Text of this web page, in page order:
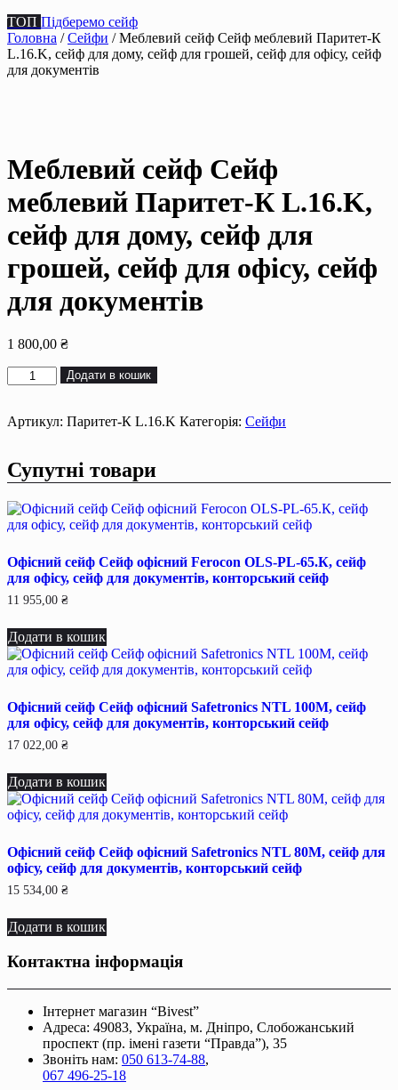
ТОП Підберемо сейф
Головна /Сейфи / Меблевий сейф Сейф меблевий Паритет-К
L.16.K, сейф для дому, сейф для грошей, сейф для офісу, сейф
для документів
Меблевий сейф Сейф
меблевий Паритет-К L.16.K,
сейф для дому, сейф для
грошей, сейф для офісу, сейф
для документів
1 800,00 ₴
Меблевий
сейф
меблевий
L.16.K,
сейф
для
дому,
сейф
грошей,
сейф
для
сейф
для
документів
кількість
Додати в кошик
Артикул: Паритет-К L.16.K Категорія: Сейфи
Супутні товари
Офісний сейф Сейф офiсний Ferocon OLS-PL-65.К, сейф
для офiсу, сейф для документiв, конторський сейф
11 955,00 ₴
Додати в кошик
Офісний сейф Сейф офiсний Safetronics NTL 100M, сейф
для офiсу, сейф для документiв, конторський сейф
17 022,00 ₴
Додати в кошик
Офісний сейф Сейф офiсний Safetronics NTL 80M, сейф для
офiсу, сейф для документiв, конторський сейф
15 534,00 ₴
Додати в кошик
Контактна інформація
Інтернет магазин “Bivest”
Адреса: 49083, Україна, м. Дніпро, Слобожанський
проспект (пр. імені газети “Правда”), 35
Звоніть нам: 050 613-74-88,
067 496-25-18